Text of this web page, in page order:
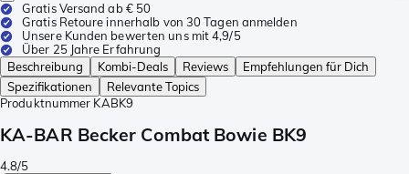
Gratis Versand ab € 50
Gratis Retoure innerhalb von 30 Tagen anmelden
Unsere Kunden bewerten uns mit 4,9/5
Über 25 Jahre Erfahrung
Beschreibung
Kombi-Deals Reviews
Empfehlungen für Dich
Spezifikationen
Relevante Topics
Produktnummer KABK9
KA-BAR Becker Combat Bowie BK9
4.8/5